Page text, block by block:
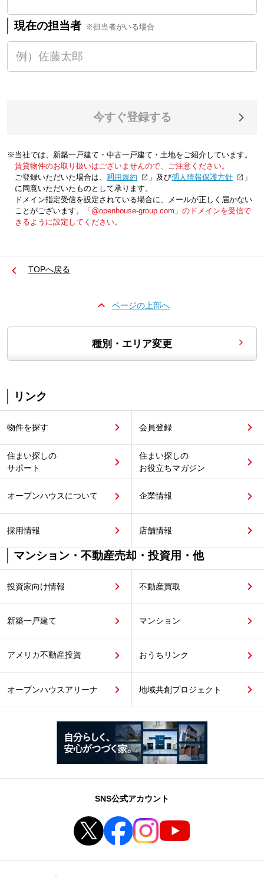
現在の担当者 ※担当者がいる場合
今すぐ登録する
※当社では、新築一戸建て・中古一戸建て・土地をご紹介しています。
賃貸物件のお取り扱いはございませんので、ご注意ください。
ご登録いただいた場合は、「利用規約 」及び「個人情報保護方針
」
に同意いただいたものとして承ります。
ドメイン指定受信を設定されている場合に、メールが正しく届かない
ことがございます。
「@openhouse-group.com」のドメインを受信で
きるように設定してください。
TOPへ戻る
ページの上部へ
種別・エリア変更
リンク
物件を探す 会員登録
住まい探しの
サポート
住まい探しの
お役立ちマガジン
オープンハウスについて 企業情報
採用情報 店舗情報
マンション・不動産売却・投資用・他
投資家向け情報 不動産買取
新築一戸建て マンション
アメリカ不動産投資 おうちリンク
オープンハウスアリーナ 地域共創プロジェクト
SNS公式アカウント